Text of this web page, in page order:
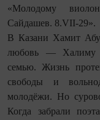
«Молодому
Сайдашев. 8.VII-29».
В Казани Хамит
любовь — Халиму
семью. Жизнь
свободы и
молодёжи. Но
Когда забрали